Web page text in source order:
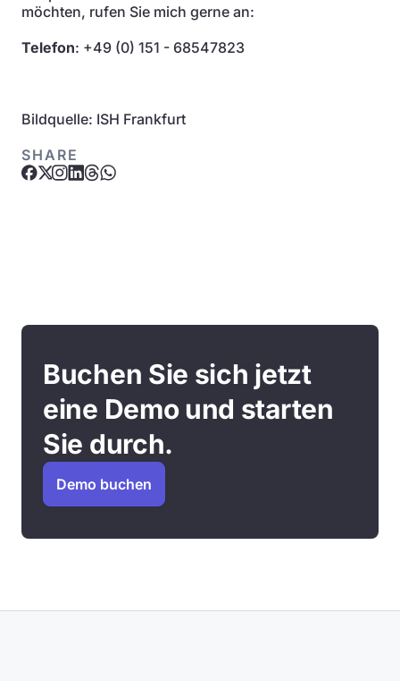
möchten, rufen Sie mich gerne an:
Telefon: +49 (0) 151 - 68547823
Bildquelle: ISH Frankfurt
SHARE
Buchen Sie sich jetzt
eine Demo und starten
Sie durch.
Demo buchen